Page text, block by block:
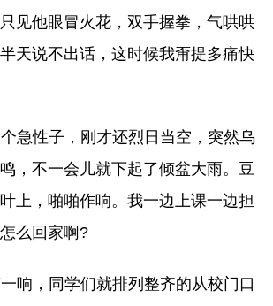
见他眼冒火花，双手握拳，气哄哄
天说不出话，这时候我甭提多痛快
急性子，刚才还烈日当空，突然乌
，不一会儿就下起了倾盆大雨。豆
上，啪啪作响。我一边上课一边担
么回家啊?
响，同学们就排列整齐的从校门口